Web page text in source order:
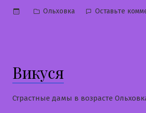
Опубликовано
Ольховка Оставьте
Викуся
Страстные дамы в возрасте